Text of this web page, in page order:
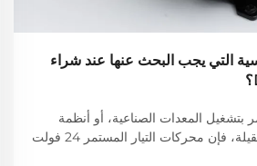
التي يجب البحث عنها عند شراء
بتشغيل المعدات الصناعية، أو أنظمة
الأتمتة، أو التطبيقات الثقيلة، فإن محركات التيار المستمر 24 فولت